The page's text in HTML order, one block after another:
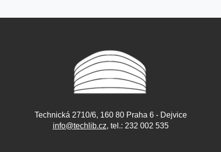
Technická 2710/6, 160 80 Praha 6 - Dejvice
info@techlib.cz, tel.: 232 002 535